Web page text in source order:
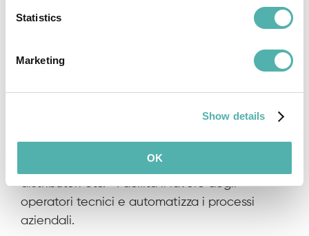
Statistics
Marketing
Show details
OK
A chi si rivolge Tech Away?
Tech Away è la soluzione ideale per aziende
manutenzione e riparazione in differenti settori
merceologici, come ad esempio manutenzione
idraulici, riparatori, tecnici informatici,
distributori etc. Facilita il lavoro degli
operatori tecnici e automatizza i processi
aziendali.